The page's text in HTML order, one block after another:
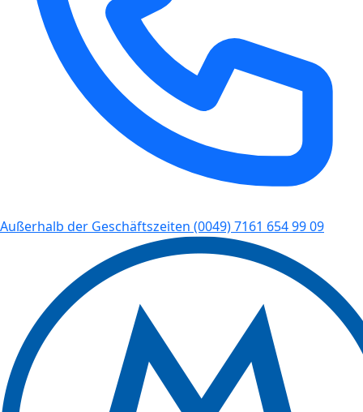
Außerhalb der Geschäftszeiten (0049) 7161 654 99 09